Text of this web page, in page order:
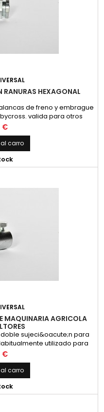
RANURAS HEXAGONAL
de freno y embrague
valida para otros
hexagonal de
cable de 250
€
carro
MAQUINARIA AGRICOLA
sujeci&oacute;n para
utilizado para
de motocultores
taladro cable de 350
€
carro